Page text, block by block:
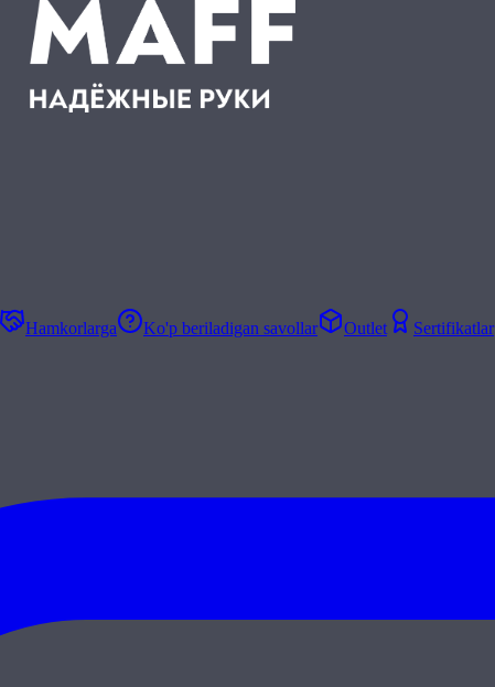
Hamkorlarga Ko'p beriladigan savollar Outlet
Sertifikatlar